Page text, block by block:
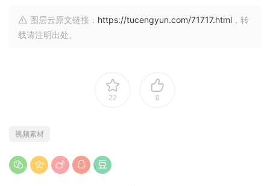
图层云原文链接： https://tucengyun.com/71717.html ，转
载请注明出处。
22 0
视频素材